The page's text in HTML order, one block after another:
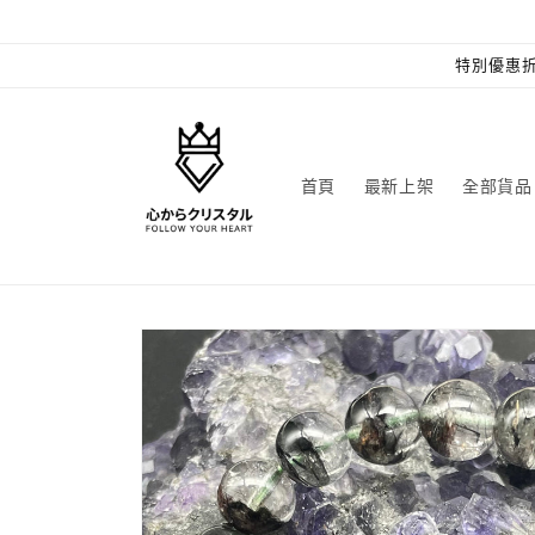
特別優惠
首頁 最新上架 全部貨品
略過產
品資訊